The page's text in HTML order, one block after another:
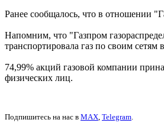
Ранее сообщалось, что в отношении
Напомним, что "Газпром
транспортировала газ по своим
74,99% акций газовой компании
физических лиц.
Подпишитесь на нас в MAX, Telegram.